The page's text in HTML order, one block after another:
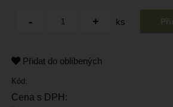
ks
Přidat do oblíbených
Kód:
Cena s DPH: